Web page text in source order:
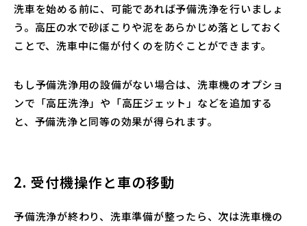
洗車を始める前に、可能であれば予備洗浄を行いましょ
う。高圧の水で砂ぼこりや泥をあらかじめ落としておく
ことで、洗車中に傷が付くのを防ぐことができます。
もし予備洗浄用の設備がない場合は、洗車機のオプショ
ンで「高圧洗浄」や「高圧ジェット」などを追加する
と、予備洗浄と同等の効果が得られます。
2. 受付機操作と車の移動
予備洗浄が終わり、洗車準備が整ったら、次は洗車機の